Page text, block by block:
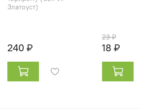
Златоуст)
240 ₽
23 ₽
18 ₽